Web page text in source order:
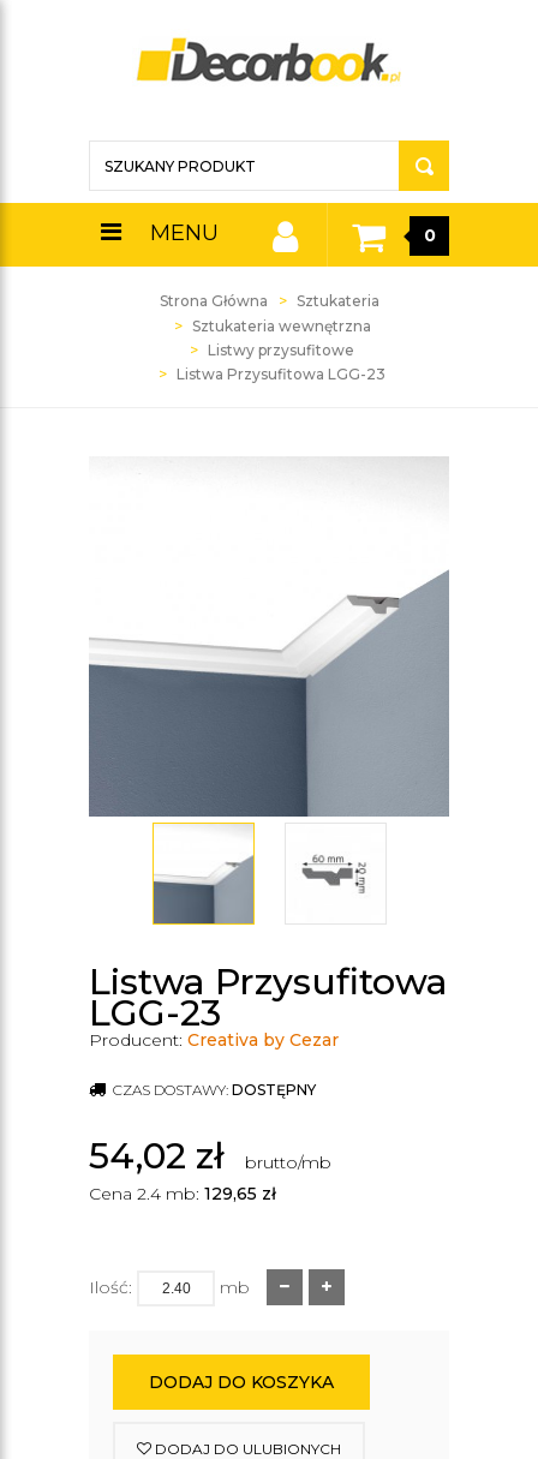
MENU 0
Strona Główna
Sztukateria
Sztukateria wewnętrzna
Listwy przysufitowe
Listwa Przysufitowa LGG-23
Listwa Przysufitowa
LGG-23
Producent: Creativa by Cezar
CZAS DOSTAWY: DOSTĘPNY
54,02 zł
brutto/mb
Cena 2.4 mb: 129,65 zł
Ilość: mb
DODAJ DO KOSZYKA
DODAJ DO ULUBIONYCH